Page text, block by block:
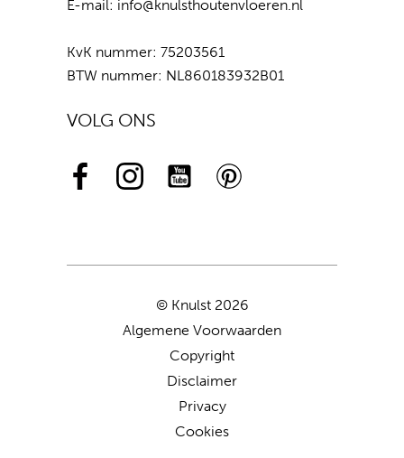
E-mail: info@knulsthoutenvloeren.nl
KvK nummer: 75203561
BTW nummer: NL860183932B01
VOLG ONS
© Knulst 2026
Algemene Voorwaarden
Copyright
Disclaimer
Privacy
Cookies